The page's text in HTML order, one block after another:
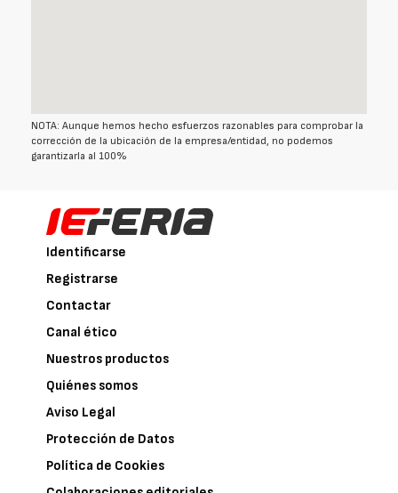
NOTA: Aunque hemos hecho esfuerzos razonables para comprobar la
corrección de la ubicación de la empresa/entidad, no podemos
garantizarla al 100%
Identificarse
Registrarse
Contactar
Canal ético
Nuestros productos
Quiénes somos
Aviso Legal
Protección de Datos
Política de Cookies